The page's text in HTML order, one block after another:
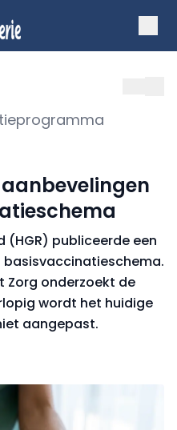
aanbevelingen
(HGR) publiceerde een
basisvaccinatieschema.
Zorg onderzoekt de
wordt het huidige
aangepast.